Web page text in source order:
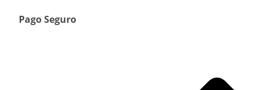
Pago Seguro